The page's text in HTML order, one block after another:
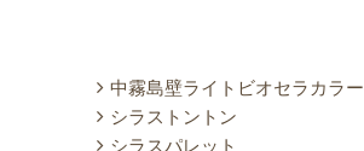
中霧島壁ライトビオセラカラー
シラストントン
シラスパレット